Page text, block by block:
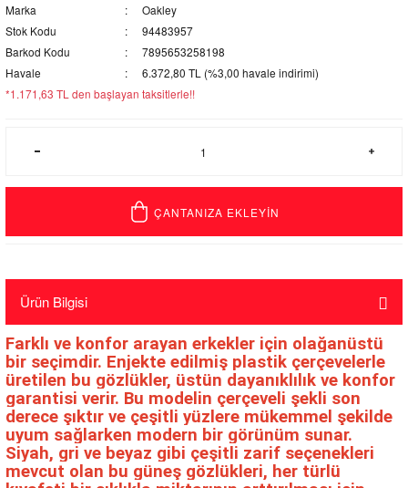
Marka
Oakley
Stok Kodu
94483957
Barkod Kodu
7895653258198
Havale
6.372,80 TL (%3,00 havale indirimi)
*1.171,63 TL den başlayan taksitlerle!!
ÇANTANIZA EKLEYİN
Ürün Bilgisi
Farklı ve konfor arayan erkekler için olağanüstü
bir seçimdir. Enjekte edilmiş plastik çerçevelerle
üretilen bu gözlükler, üstün dayanıklılık ve konfor
garantisi verir. Bu modelin çerçeveli şekli son
derece şıktır ve çeşitli yüzlere mükemmel şekilde
uyum sağlarken modern bir görünüm sunar.
Siyah, gri ve beyaz gibi çeşitli zarif seçenekleri
mevcut olan bu güneş gözlükleri, her türlü